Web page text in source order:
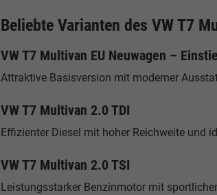
Beliebte Varianten des VW T7
VW T7 Multivan EU Neuwagen –
Attraktive Basisversion mit moderner
VW T7 Multivan 2.0 TDI
Effizienter Diesel mit hoher Reichweite und
VW T7 Multivan 2.0 TSI
Leistungsstarker Benzinmotor mit